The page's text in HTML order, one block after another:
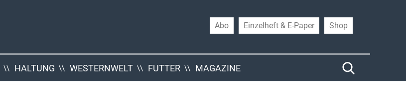
HALTUNG WESTERNWELT FUTTER MAGAZINE
Abo Einzelheft & E-Paper Shop